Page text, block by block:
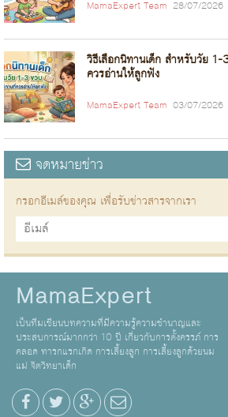
MamaExpert Team 28/07/2026
วิธีเลือกนิทานเด็ก สำหรับวัย
ควรอ่านให้ลูกฟัง
MamaExpert Team 03/07/2026
จดหมายข่าว
กรอกอีเมล์ของคุณ เพื่อรับข่าวสารจากเรา
MamaExpert
เป็นทีมเขียนบทความที่มีความรู้ความชำนาญและ
ประสบการณ์มากกว่า 10 ปี เกี่ยวกับการตั้งครรภ์ การ
คลอด ทารกแรกเกิด การเลี้ยงลูก การเลี้ยงลูกด้วยนม
แม่ จิตวิทยาเด็ก